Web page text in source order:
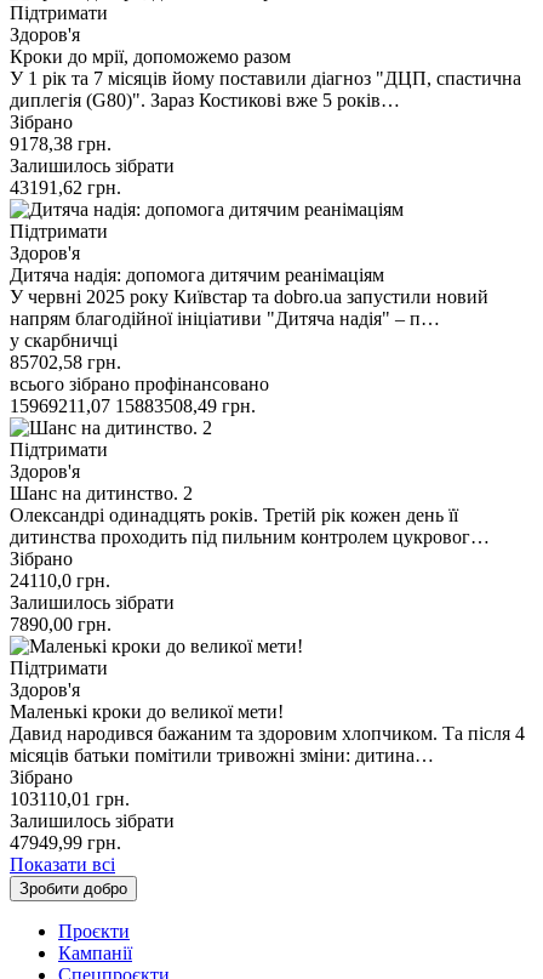
Підтримати
Здоров'я
Кроки до мрії, допоможемо разом
У 1 рік та 7 місяців йому поставили діагноз "ДЦП, спастична
диплегія (G80)". Зараз Костикові вже 5 років…
Зібрано
9178,38 грн.
Залишилось зібрати
43191,62 грн.
Підтримати
Здоров'я
Дитяча надія: допомога дитячим реанімаціям
У червні 2025 року Київстар та dobro.ua запустили новий
напрям благодійної ініціативи "Дитяча надія" – п…
у скарбничці
85702,58 грн.
всього зібрано профінансовано
15969211,07 15883508,49 грн.
Підтримати
Здоров'я
Шанс на дитинство. 2
Олександрі одинадцять років. Третій рік кожен день її
дитинства проходить під пильним контролем цукровог…
Зібрано
24110,0 грн.
Залишилось зібрати
7890,00 грн.
Підтримати
Здоров'я
Маленькі кроки до великої мети!
Давид народився бажаним та здоровим хлопчиком. Та після 4
місяців батьки помітили тривожні зміни: дитина…
Зібрано
103110,01 грн.
Залишилось зібрати
47949,99 грн.
Показати всі
Зробити добро
Проєкти
Кампанії
Спецпроєкти